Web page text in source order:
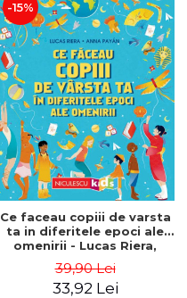
-15%
Ce faceau copiii de varsta
ta in diferitele epoci ale
omenirii - Lucas Riera,
39,90 Lei
33,92 Lei